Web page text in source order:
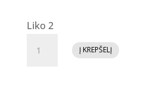
Liko 2
kiekis:
Į KREPŠELĮ